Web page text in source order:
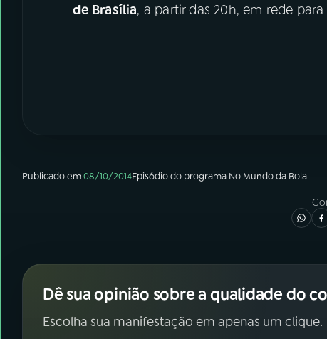
de Brasília, a partir das 20h, em rede
Publicado em08/10/2014Episódiodo programa No Mundo da Bola
Dê sua opinião sobre a qualidade do
Escolha sua manifestação em apenas um clique.